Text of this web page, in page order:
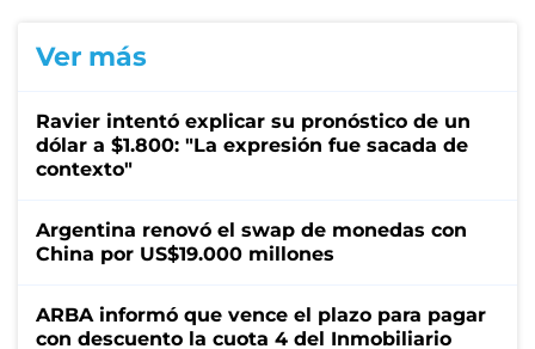
Ver más
Ravier intentó explicar su pronóstico de un
dólar a $1.800: "La expresión fue sacada de
contexto"
Argentina renovó el swap de monedas con
China por US$19.000 millones
ARBA informó que vence el plazo para pagar
con descuento la cuota 4 del Inmobiliario